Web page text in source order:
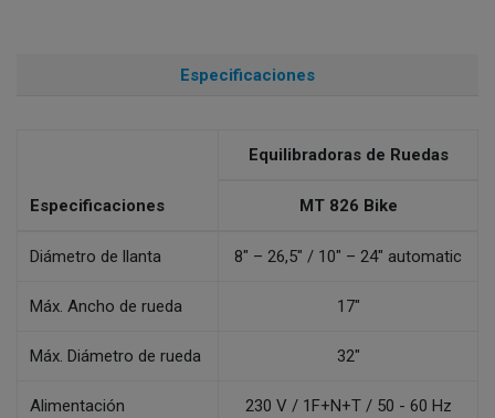
Especificaciones
Especificaciones
Equilibradoras de Ruedas
MT 826 Bike
Diámetro de llanta 8" – 26,5" / 10" – 24" automatic
Máx. Ancho de rueda 17"
Máx. Diámetro de rueda 32"
Alimentación 230 V / 1F+N+T / 50 - 60 Hz